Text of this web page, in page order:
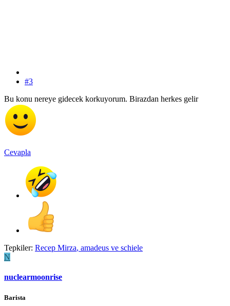
#3
Bu konu nereye gidecek korkuyorum. Birazdan herkes gelir
Cevapla
Tepkiler: Recep Mirza, amadeus ve schiele
N
nuclearmoonrise
Barista